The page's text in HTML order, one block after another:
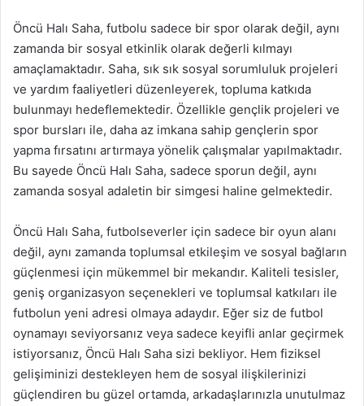
Öncü Halı Saha, futbolu sadece bir spor olarak değil, aynı
zamanda bir sosyal etkinlik olarak değerli kılmayı
amaçlamaktadır. Saha, sık sık sosyal sorumluluk projeleri
ve yardım faaliyetleri düzenleyerek, topluma katkıda
bulunmayı hedeflemektedir. Özellikle gençlik projeleri ve
spor bursları ile, daha az imkana sahip gençlerin spor
yapma fırsatını artırmaya yönelik çalışmalar yapılmaktadır.
Bu sayede Öncü Halı Saha, sadece sporun değil, aynı
zamanda sosyal adaletin bir simgesi haline gelmektedir.
Öncü Halı Saha, futbolseverler için sadece bir oyun alanı
değil, aynı zamanda toplumsal etkileşim ve sosyal bağların
güçlenmesi için mükemmel bir mekandır. Kaliteli tesisler,
geniş organizasyon seçenekleri ve toplumsal katkıları ile
futbolun yeni adresi olmaya adaydır. Eğer siz de futbol
oynamayı seviyorsanız veya sadece keyifli anlar geçirmek
istiyorsanız, Öncü Halı Saha sizi bekliyor. Hem fiziksel
gelişiminizi destekleyen hem de sosyal ilişkilerinizi
güçlendiren bu güzel ortamda, arkadaşlarınızla unutulmaz